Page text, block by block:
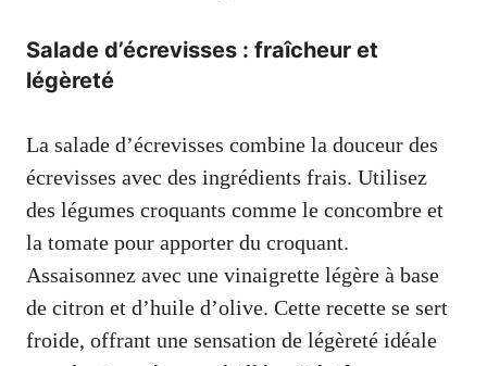
Salade d’écrevisses : fraîcheur et
légèreté
La salade d’écrevisses combine la douceur des
écrevisses avec des ingrédients frais. Utilisez
des légumes croquants comme le concombre et
la tomate pour apporter du croquant.
Assaisonnez avec une vinaigrette légère à base
de citron et d’huile d’olive. Cette recette se sert
froide, offrant une sensation de légèreté idéale